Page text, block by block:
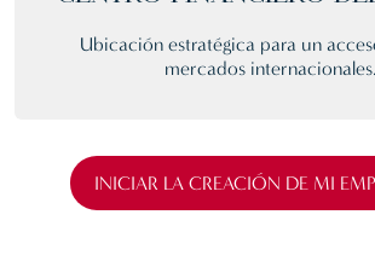
Ubicación estratégica para un
mercados internacionales.
INICIAR LA CREACIÓN DE MI